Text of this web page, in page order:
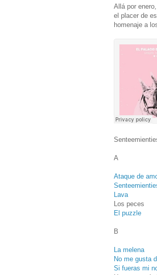
Allá por
el placer de
homenaje a
A
Ataque de
Lava
Los peces
El puzzle
B
La melena
No me gusta
Si fueras mi